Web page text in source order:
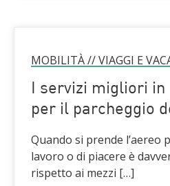
MOBILITÀ//VIAGGI E
I servizi migliori
per il parcheggio
Quando si prende l’aereo
lavoro o di piacere è
rispetto ai mezzi […]